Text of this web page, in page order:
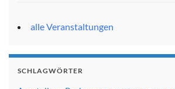
alle Veranstaltungen
SCHLAGWÖRTER